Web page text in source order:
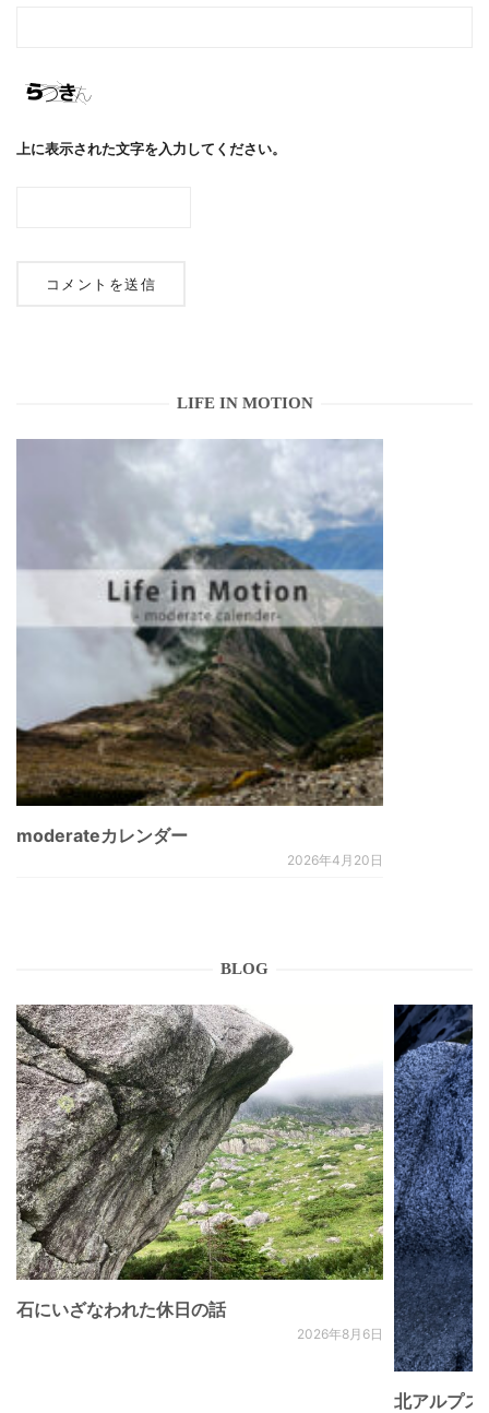
上に表示された文字を入力してください。
LIFE IN MOTION
moderateカレンダー
2026年4月20日
BLOG
石にいざなわれた休日の話
2026年8月6日
北アルプ